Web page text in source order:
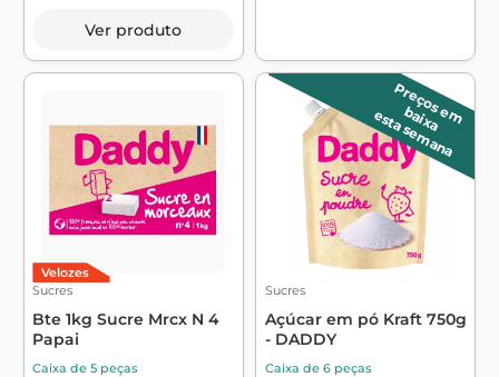
Ver produto
Velozes
Sucres
Bte 1kg Sucre Mrcx N 4
Papai
Caixa de 5 peças
P
r
e
ç
o
s
e
m
b
a
ix
a
esta semana
Sucres
Açúcar em pó Kraft 750g
- DADDY
Caixa de 6 peças